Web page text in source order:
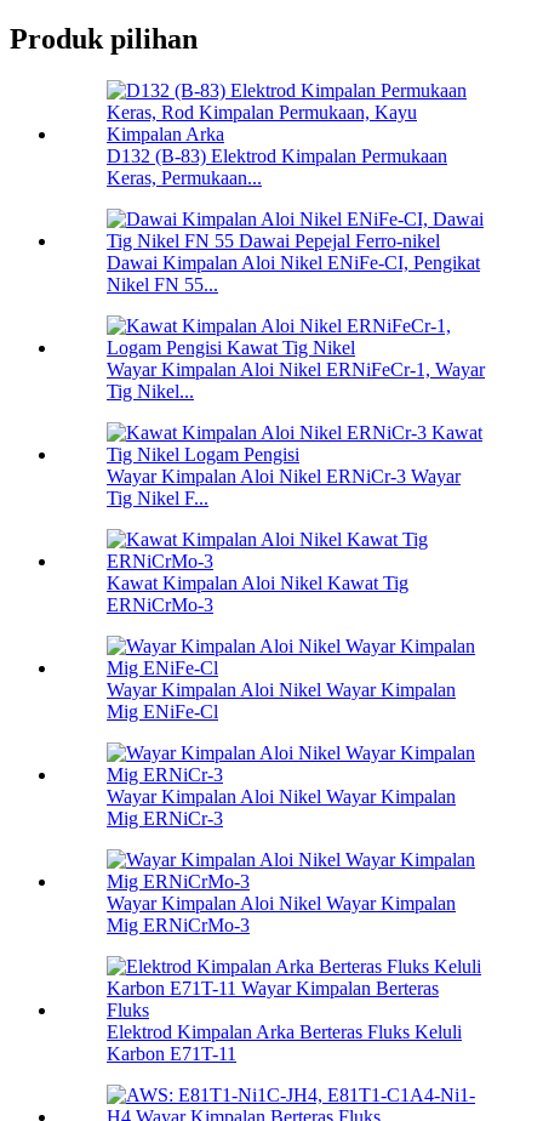
Produk pilihan
D132 (B-83) Elektrod Kimpalan Permukaan
Keras, Permukaan...
Dawai Kimpalan Aloi Nikel ENiFe-CI, Pengikat
Nikel FN 55...
Wayar Kimpalan Aloi Nikel ERNiFeCr-1, Wayar
Tig Nikel...
Wayar Kimpalan Aloi Nikel ERNiCr-3 Wayar
Tig Nikel F...
Kawat Kimpalan Aloi Nikel Kawat Tig
ERNiCrMo-3
Wayar Kimpalan Aloi Nikel Wayar Kimpalan
Mig ENiFe-Cl
Wayar Kimpalan Aloi Nikel Wayar Kimpalan
Mig ERNiCr-3
Wayar Kimpalan Aloi Nikel Wayar Kimpalan
Mig ERNiCrMo-3
Elektrod Kimpalan Arka Berteras Fluks Keluli
Karbon E71T-11